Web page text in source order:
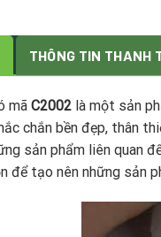
THÔNG TIN THANH
mã C2002 là một sản
chắn bền đẹp, thân
sản phẩm liên quan
để tạo nên những sản